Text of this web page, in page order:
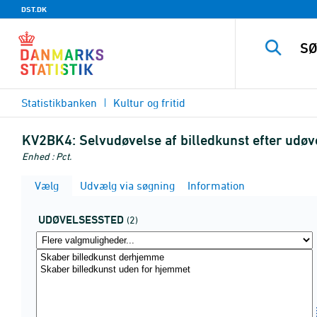
DST.DK
Statistikbanken Kultur og fritid
KV2BK4: Selvudøvelse af billedkunst efter
Enhed : Pct.
Vælg Udvælg via søgning Information
UDØVELSESSTED (2)